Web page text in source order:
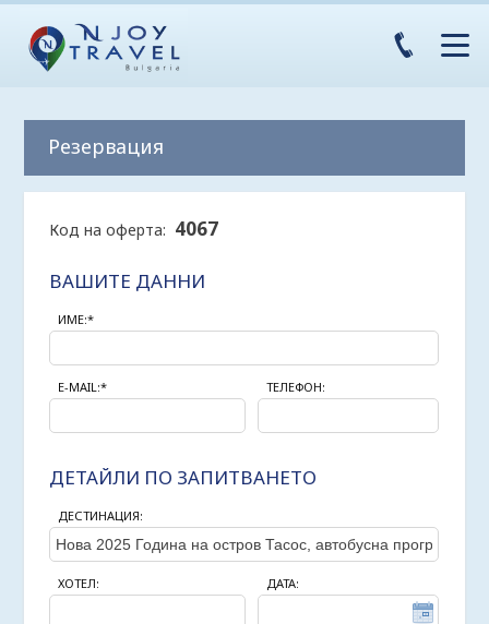
Резервация
Код на оферта: 4067
ВАШИТЕ ДАННИ
ИМЕ:*
E-MAIL:* ТЕЛЕФОН:
ДЕТАЙЛИ ПО ЗАПИТВАНЕТО
ДЕСТИНАЦИЯ:
ХОТЕЛ: ДАТА: